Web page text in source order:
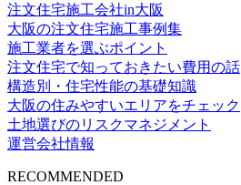
注文住宅施工会社in大阪
大阪の注文住宅施工事例集
施工業者を選ぶポイント
注文住宅で知っておきたい費用の話
構造別・住宅性能の基礎知識
大阪の住みやすいエリアをチェック
土地選びのリスクマネジメント
運営会社情報
RECOMMENDED